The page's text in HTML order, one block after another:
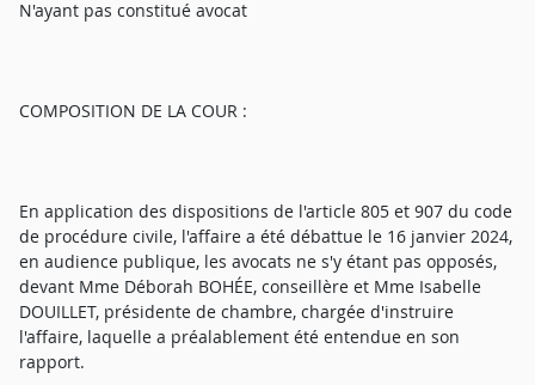
N'ayant pas constitué avocat
COMPOSITION DE LA COUR :
En application des dispositions de l'article 805 et 907 du code
de procédure civile, l'affaire a été débattue le 16 janvier 2024,
en audience publique, les avocats ne s'y étant pas opposés,
devant Mme Déborah BOHÉE, conseillère et Mme Isabelle
DOUILLET, présidente de chambre, chargée d'instruire
l'affaire, laquelle a préalablement été entendue en son
rapport.